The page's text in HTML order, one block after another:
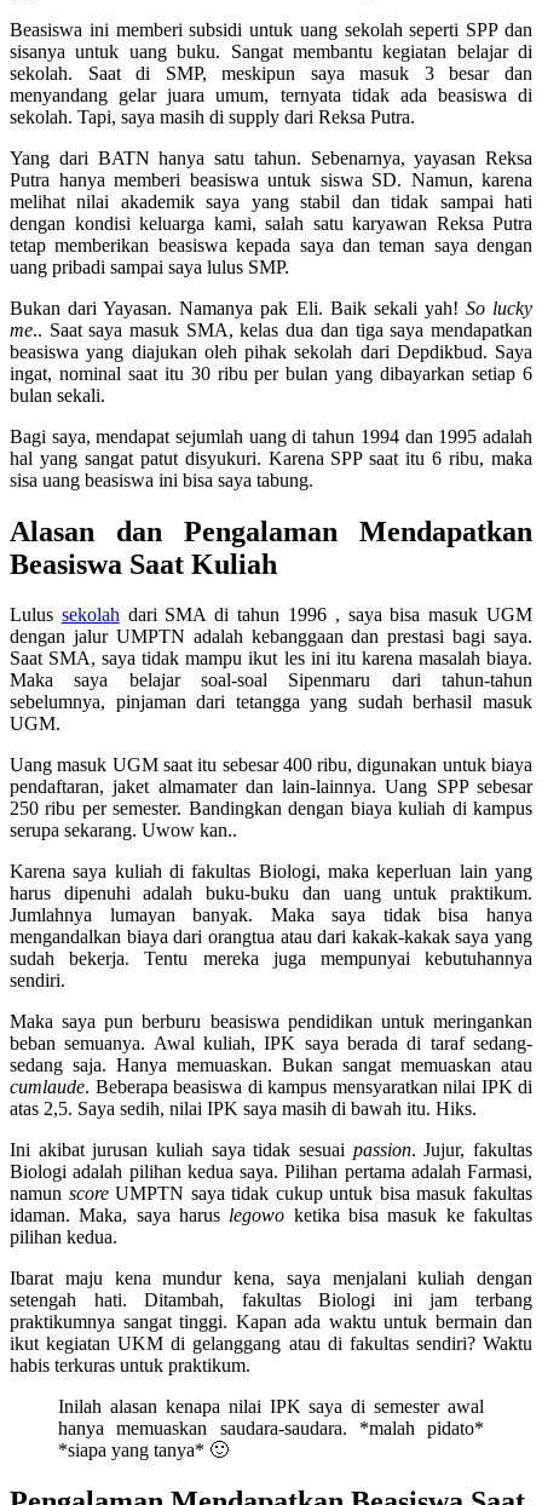
Beasiswa ini memberi subsidi untuk uang sekolah seperti SPP dan
sisanya untuk uang buku. Sangat membantu kegiatan belajar di
sekolah. Saat di SMP, meskipun saya masuk 3 besar dan
menyandang gelar juara umum, ternyata tidak ada beasiswa di
sekolah. Tapi, saya masih di supply dari Reksa Putra.
Yang dari BATN hanya satu tahun. Sebenarnya, yayasan Reksa
Putra hanya memberi beasiswa untuk siswa SD. Namun, karena
melihat nilai akademik saya yang stabil dan tidak sampai hati
dengan kondisi keluarga kami, salah satu karyawan Reksa Putra
tetap memberikan beasiswa kepada saya dan teman saya dengan
uang pribadi sampai saya lulus SMP.
Bukan dari Yayasan. Namanya pak Eli. Baik sekali yah! So lucky
me.. Saat saya masuk SMA, kelas dua dan tiga saya mendapatkan
beasiswa yang diajukan oleh pihak sekolah dari Depdikbud. Saya
ingat, nominal saat itu 30 ribu per bulan yang dibayarkan setiap 6
bulan sekali.
Bagi saya, mendapat sejumlah uang di tahun 1994 dan 1995 adalah
hal yang sangat patut disyukuri. Karena SPP saat itu 6 ribu, maka
sisa uang beasiswa ini bisa saya tabung.
Alasan dan Pengalaman Mendapatkan
Beasiswa Saat Kuliah
Lulus sekolahdari SMA di tahun 1996 , saya bisa masuk UGM
dengan jalur UMPTN adalah kebanggaan dan prestasi bagi saya.
Saat SMA, saya tidak mampu ikut les ini itu karena masalah biaya.
Maka saya belajar soal-soal Sipenmaru dari tahun-tahun
sebelumnya, pinjaman dari tetangga yang sudah berhasil masuk
UGM.
Uang masuk UGM saat itu sebesar 400 ribu, digunakan untuk biaya
pendaftaran, jaket almamater dan lain-lainnya. Uang SPP sebesar
250 ribu per semester. Bandingkan dengan biaya kuliah di kampus
serupa sekarang. Uwow kan..
Karena saya kuliah di fakultas Biologi, maka keperluan lain yang
harus dipenuhi adalah buku-buku dan uang untuk praktikum.
Jumlahnya lumayan banyak. Maka saya tidak bisa hanya
mengandalkan biaya dari orangtua atau dari kakak-kakak saya yang
sudah bekerja. Tentu mereka juga mempunyai kebutuhannya
sendiri.
Maka saya pun berburu beasiswa pendidikan untuk meringankan
beban semuanya. Awal kuliah, IPK saya berada di taraf sedang-
sedang saja. Hanya memuaskan. Bukan sangat memuaskan atau
cumlaude. Beberapa beasiswa di kampus mensyaratkan nilai IPK di
atas 2,5. Saya sedih, nilai IPK saya masih di bawah itu. Hiks.
Ini akibat jurusan kuliah saya tidak sesuai passion. Jujur, fakultas
Biologi adalah pilihan kedua saya. Pilihan pertama adalah Farmasi,
namun scoreUMPTN saya tidak cukup untuk bisa masuk fakultas
idaman. Maka, saya harus legowo ketika bisa masuk ke fakultas
pilihan kedua.
Ibarat maju kena mundur kena, saya menjalani kuliah dengan
setengah hati. Ditambah, fakultas Biologi ini jam terbang
praktikumnya sangat tinggi. Kapan ada waktu untuk bermain dan
ikut kegiatan UKM di gelanggang atau di fakultas sendiri? Waktu
habis terkuras untuk praktikum.
Inilah alasan kenapa nilai IPK saya di semester awal
hanya memuaskan saudara-saudara. *malah pidato*
*siapa yang tanya* 🙂